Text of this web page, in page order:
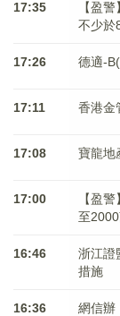
17:35
【盈
不少於
17:26 德適-
17:11 香港金
17:08 寶龍地
17:00
【盈
至
16:46
浙江證
措施
16:36
網信辦